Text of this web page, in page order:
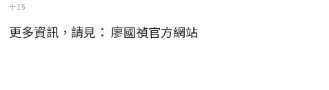
十 15
更多資訊，請見： 廖國禎官方網站